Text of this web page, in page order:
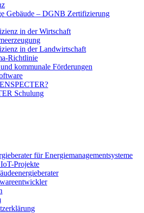
Gebäude – DGNB Zertifizierung
in der Wirtschaft
in der Landwirtschaft
Richtlinie
kommunale Förderungen
Schulung
für Energiemanagementsysteme
Projekte